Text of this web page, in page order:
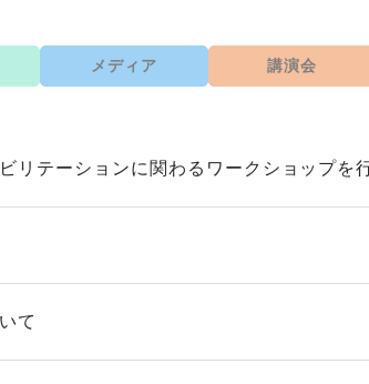
メディア 講演会
リテーションに関わるワークショップを
て